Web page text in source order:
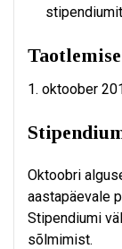
1. oktoober
Oktoobri
aastapäevale
Stipendiumi
sõlmimist.